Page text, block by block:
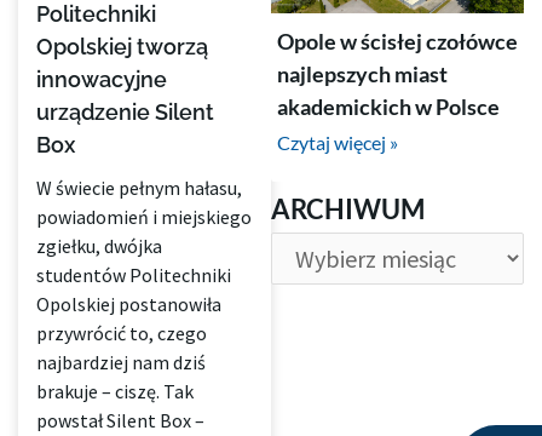
Politechniki
Opolskiej tworzą
innowacyjne
urządzenie Silent
Box
W świecie pełnym hałasu,
powiadomień i miejskiego
zgiełku, dwójka
studentów Politechniki
Opolskiej postanowiła
przywrócić to, czego
najbardziej nam dziś
brakuje – ciszę. Tak
powstał Silent Box –
Opole w ścisłej czołówce
najlepszych miast
akademickich w Polsce
Czytaj więcej »
ARCHIWUM
ARCHIWUM